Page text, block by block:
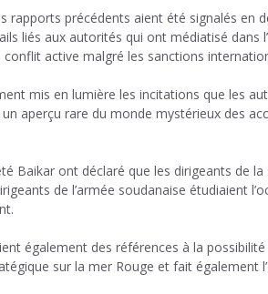
rapports précédents aient été signalés en
liés aux autorités qui ont médiatisé dans
active malgré les sanctions
mis en lumière les incitations que les
aperçu rare du monde mystérieux des
Baikar ont déclaré que les dirigeants de
de l’armée soudanaise étudiaient
également des références à la
sur la mer Rouge et fait également